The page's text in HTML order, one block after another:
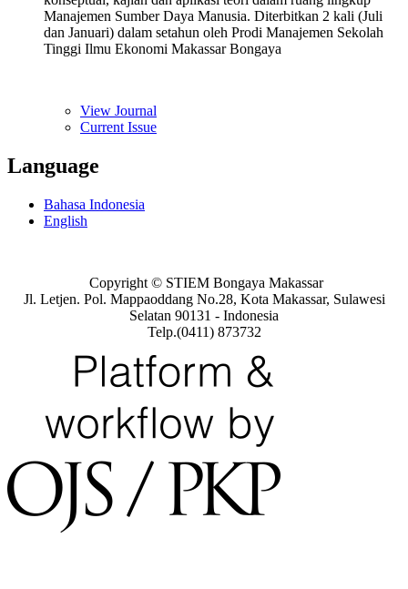
Manajemen Sumber Daya Manusia. Diterbitkan 2 kali (Juli
dan Januari) dalam setahun oleh Prodi Manajemen Sekolah
Tinggi Ilmu Ekonomi Makassar Bongaya
View Journal
Current Issue
Language
Bahasa Indonesia
English
Copyright © STIEM Bongaya Makassar
Jl. Letjen. Pol. Mappaoddang No.28, Kota Makassar, Sulawesi
Selatan 90131 - Indonesia
Telp.(0411) 873732